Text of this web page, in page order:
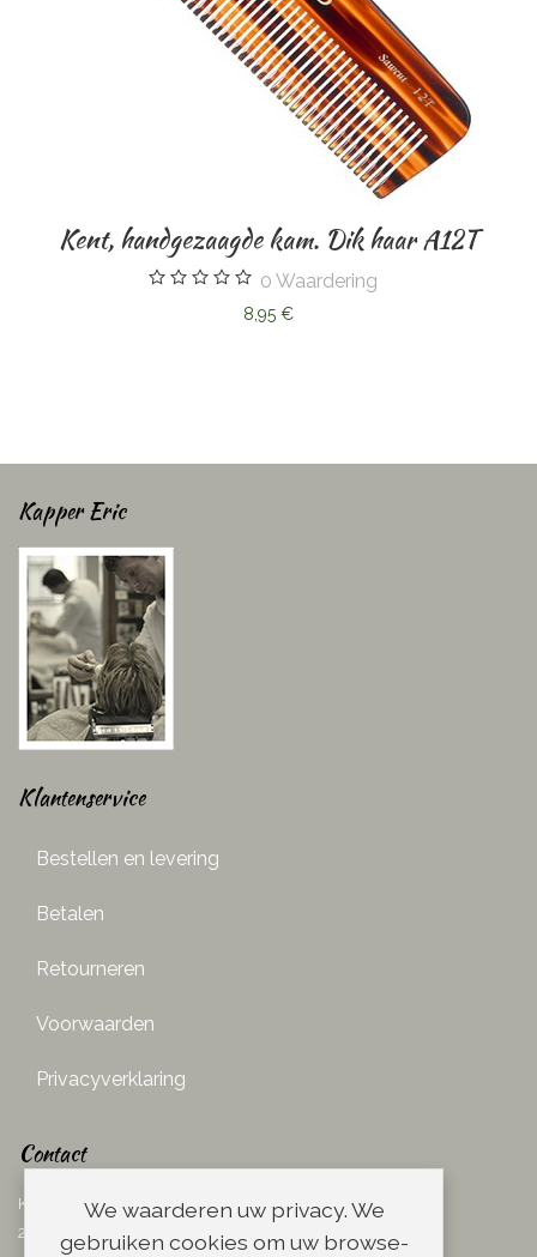
Kent, handgezaagde kam. Dik haar A12T
0Waardering
8,95 €
Kapper Eric
Klantenservice
Bestellen en levering
Betalen
Retourneren
Voorwaarden
Privacyverklaring
Contact
Ketelboetersteeg 29
2311 TN Leiden
We waarderen uw privacy. We
gebruiken cookies om uw browse-